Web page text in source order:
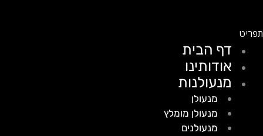
דף הבית
אודותינו
מנעולנות
מנעולן
מנעולן מומלץ
מנעולנים